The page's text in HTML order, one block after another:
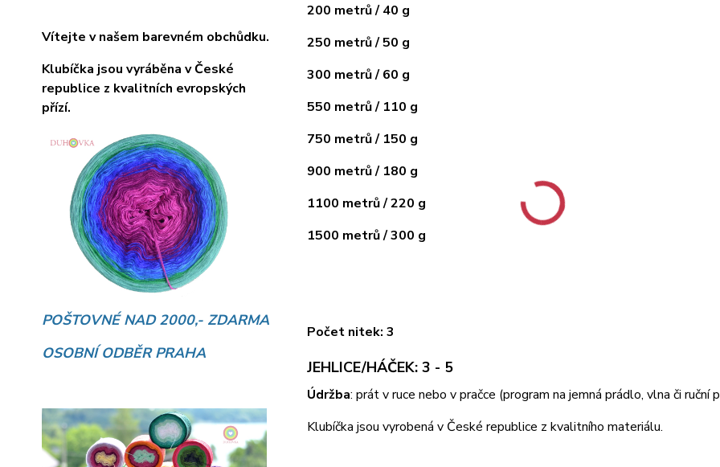
Vítejte v našem barevném obchůdku.
Klubíčka jsou vyráběna v České
republice z kvalitních evropských
přízí.
POŠTOVNÉ NAD 2000,- ZDARMA
OSOBNÍ ODBĚR PRAHA
200 metrů / 40 g
250 metrů / 50 g
300 metrů / 60 g
550 metrů / 110 g
750 metrů / 150 g
900 metrů / 180 g
1100 metrů / 220 g
1500 metrů / 300 g
Počet nitek: 3
JEHLICE/HÁČEK: 3 - 5
Údržba: prát v ruce nebo v pračce (program na jemná prádlo, vlna či
Klubíčka jsou vyrobená v České republice z kvalitního materiálu.